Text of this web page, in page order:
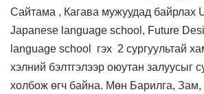
Сайтама , Кагава мужуудад байрлах
Japanese language school, Future
language school гэх 2 сургуультай
хэлний бэлтгэлээр оюутан залуусыг
холбож өгч байна. Мөн Барилга, Зам,